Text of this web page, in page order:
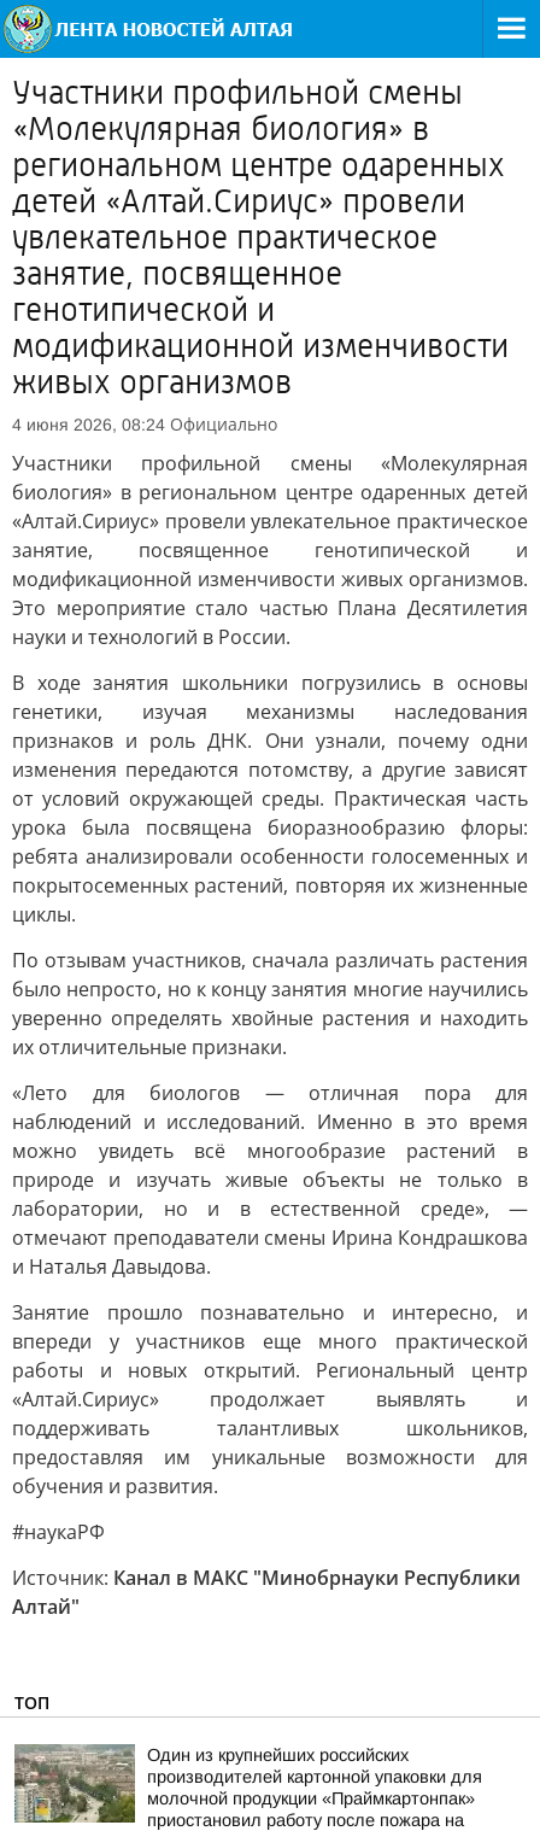
Участники профильной смены
«Молекулярная биология» в
региональном центре одаренных
детей «Алтай.Сириус» провели
увлекательное практическое
занятие, посвященное
генотипической и
модификационной изменчивости
живых организмов
4 июня 2026, 08:24 Официально
Участники профильной смены «Молекулярная
биология» в региональном центре одаренных детей
«Алтай.Сириус» провели увлекательное практическое
занятие, посвященное генотипической и
модификационной изменчивости живых организмов.
Это мероприятие стало частью Плана Десятилетия
науки и технологий в России.
В ходе занятия школьники погрузились в основы
генетики, изучая механизмы наследования
признаков и роль ДНК. Они узнали, почему одни
изменения передаются потомству, а другие зависят
от условий окружающей среды. Практическая часть
урока была посвящена биоразнообразию флоры:
ребята анализировали особенности голосеменных и
покрытосеменных растений, повторяя их жизненные
циклы.
По отзывам участников, сначала различать растения
было непросто, но к концу занятия многие научились
уверенно определять хвойные растения и находить
их отличительные признаки.
«Лето для биологов — отличная пора для
наблюдений и исследований. Именно в это время
можно увидеть всё многообразие растений в
природе и изучать живые объекты не только в
лаборатории, но и в естественной среде», —
отмечают преподаватели смены Ирина Кондрашкова
и Наталья Давыдова.
Занятие прошло познавательно и интересно, и
впереди у участников еще много практической
работы и новых открытий. Региональный центр
«Алтай.Сириус» продолжает выявлять и
поддерживать талантливых школьников,
предоставляя им уникальные возможности для
обучения и развития.
#наукаРФ
Источник: Канал в МАКС "Минобрнауки Республики
Алтай"
ТОП
Один из крупнейших российских
производителей картонной упаковки для
молочной продукции «Праймкартонпак»
приостановил работу после пожара на